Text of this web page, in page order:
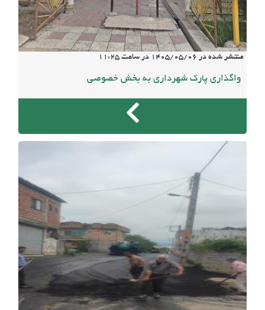
منتشر شده در 1405/05/06 در ساعت 11:25
واگذاری پارک شهرداری به بخش خصوصی